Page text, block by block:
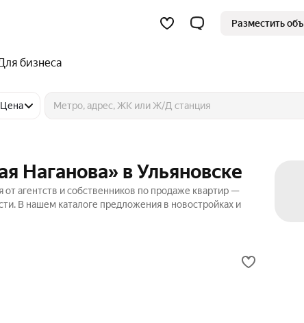
Разместить
бизнеса
Цена
Наганова» в Ульяновске
агентств и собственников по продаже квартир —
В нашем каталоге предложения в новостройках и